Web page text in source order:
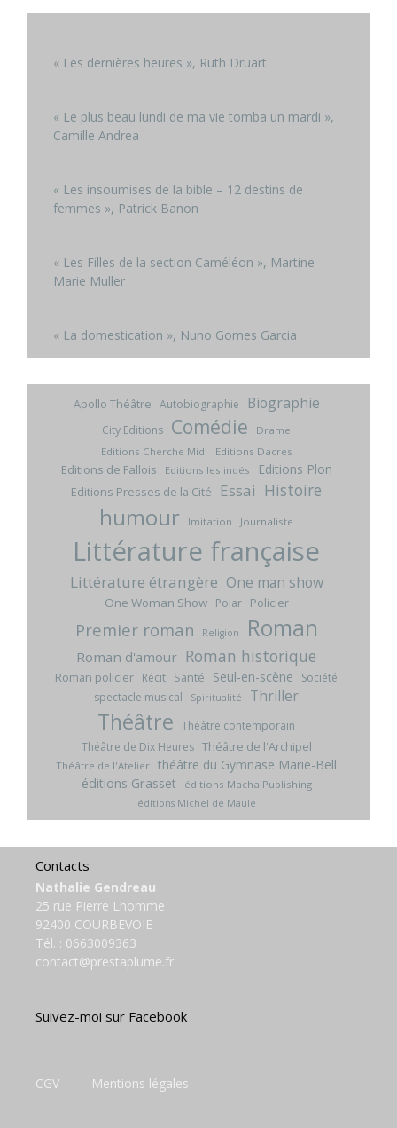
« Les dernières heures », Ruth Druart
« Le plus beau lundi de ma vie tomba un mardi »,
Camille Andrea
« Les insoumises de la bible – 12 destins de
femmes », Patrick Banon
« Les Filles de la section Caméléon », Martine
Marie Muller
« La domestication », Nuno Gomes Garcia
Apollo Théâtre Autobiographie Biographie
City Editions Comédie
Drame
Editions Cherche Midi
Editions Dacres
Editions de Fallois Editions les indés Editions Plon
Editions Presses de la Cité Essai Histoire
humour Imitation Journaliste
Littérature française
Littérature étrangère One man show
One Woman Show Polar Policier
Premier roman Religion Roman
Roman d'amour Roman historique
Roman policier Récit Santé Seul-en-scène
Société
spectacle musical
Spiritualité Thriller
Théâtre Théâtre contemporain
Théâtre de Dix Heures Théâtre de l'Archipel
Théâtre de l'Atelier théâtre du Gymnase Marie-Bell
éditions Grasset
éditions Macha Publishing
éditions Michel de Maule
Contacts
Nathalie Gendreau
25 rue Pierre Lhomme
92400 COURBEVOIE
Tél. : 0663009363
contact@prestaplume.fr
Suivez-moi sur Facebook
CGV – Mentions légales